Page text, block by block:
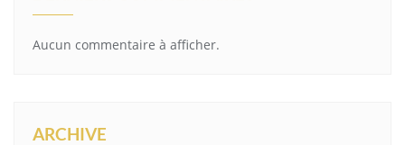
Aucun commentaire à afficher.
ARCHIVE